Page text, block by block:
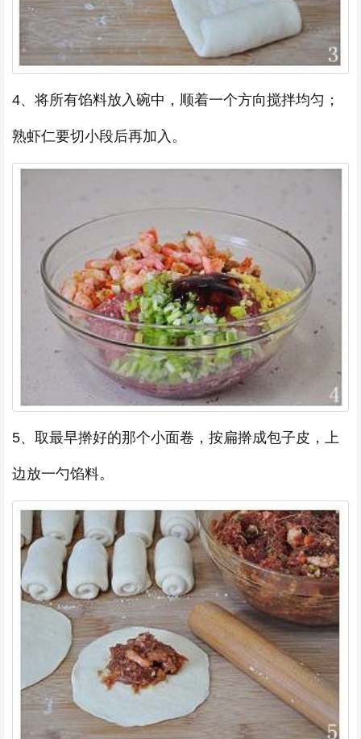
4、将所有馅料放入碗中，顺着一个方向搅拌均匀；
熟虾仁要切小段后再加入。
5、取最早擀好的那个小面卷，按扁擀成包子皮，上
边放一勺馅料。